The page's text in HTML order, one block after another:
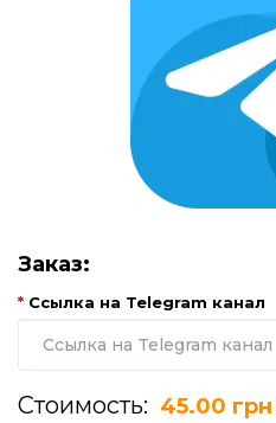
Заказ:
Ссылка на Telegram канал
Стоимость: 45.00 грн